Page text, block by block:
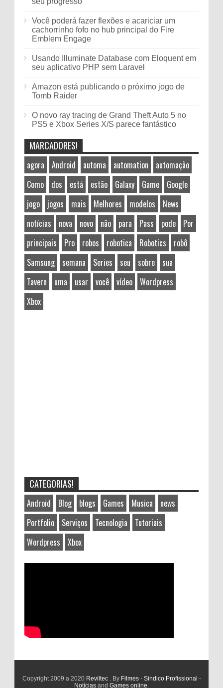
Você poderá fazer flexões e acariciar um
cachorrinho fofo no hub principal do Fire
Emblem Engage
Usando Illuminate Database com Eloquent em
seu aplicativo PHP sem Laravel
Amazon está publicando o próximo jogo de
Tomb Raider
O novo ray tracing de Grand Theft Auto 5 no
PS5 e Xbox Series X/S parece fantástico
MARCADORES!
agora Android automa automation
automação
Como
dos está estão Galaxy Game
Google
jogo
jogos mais Melhores modelos
News
notícias
nova novo não para Pass pode
Por
principais
Pro robos robotica Robotics
robô
Samsung
semana Series seu sobre
sua
Tavern
uma usar você vídeo
Wordpress
Xbox
CATEGORIAS!
Android Blog blogs Games Musica
news
Portfolio
Serviços Tecnologia
Tutoriais
Wordpress
Xbox
Copyright 2009 a 2020 Reviltec . By Filmes- Sindico Profissional -
Notícias and Games online.